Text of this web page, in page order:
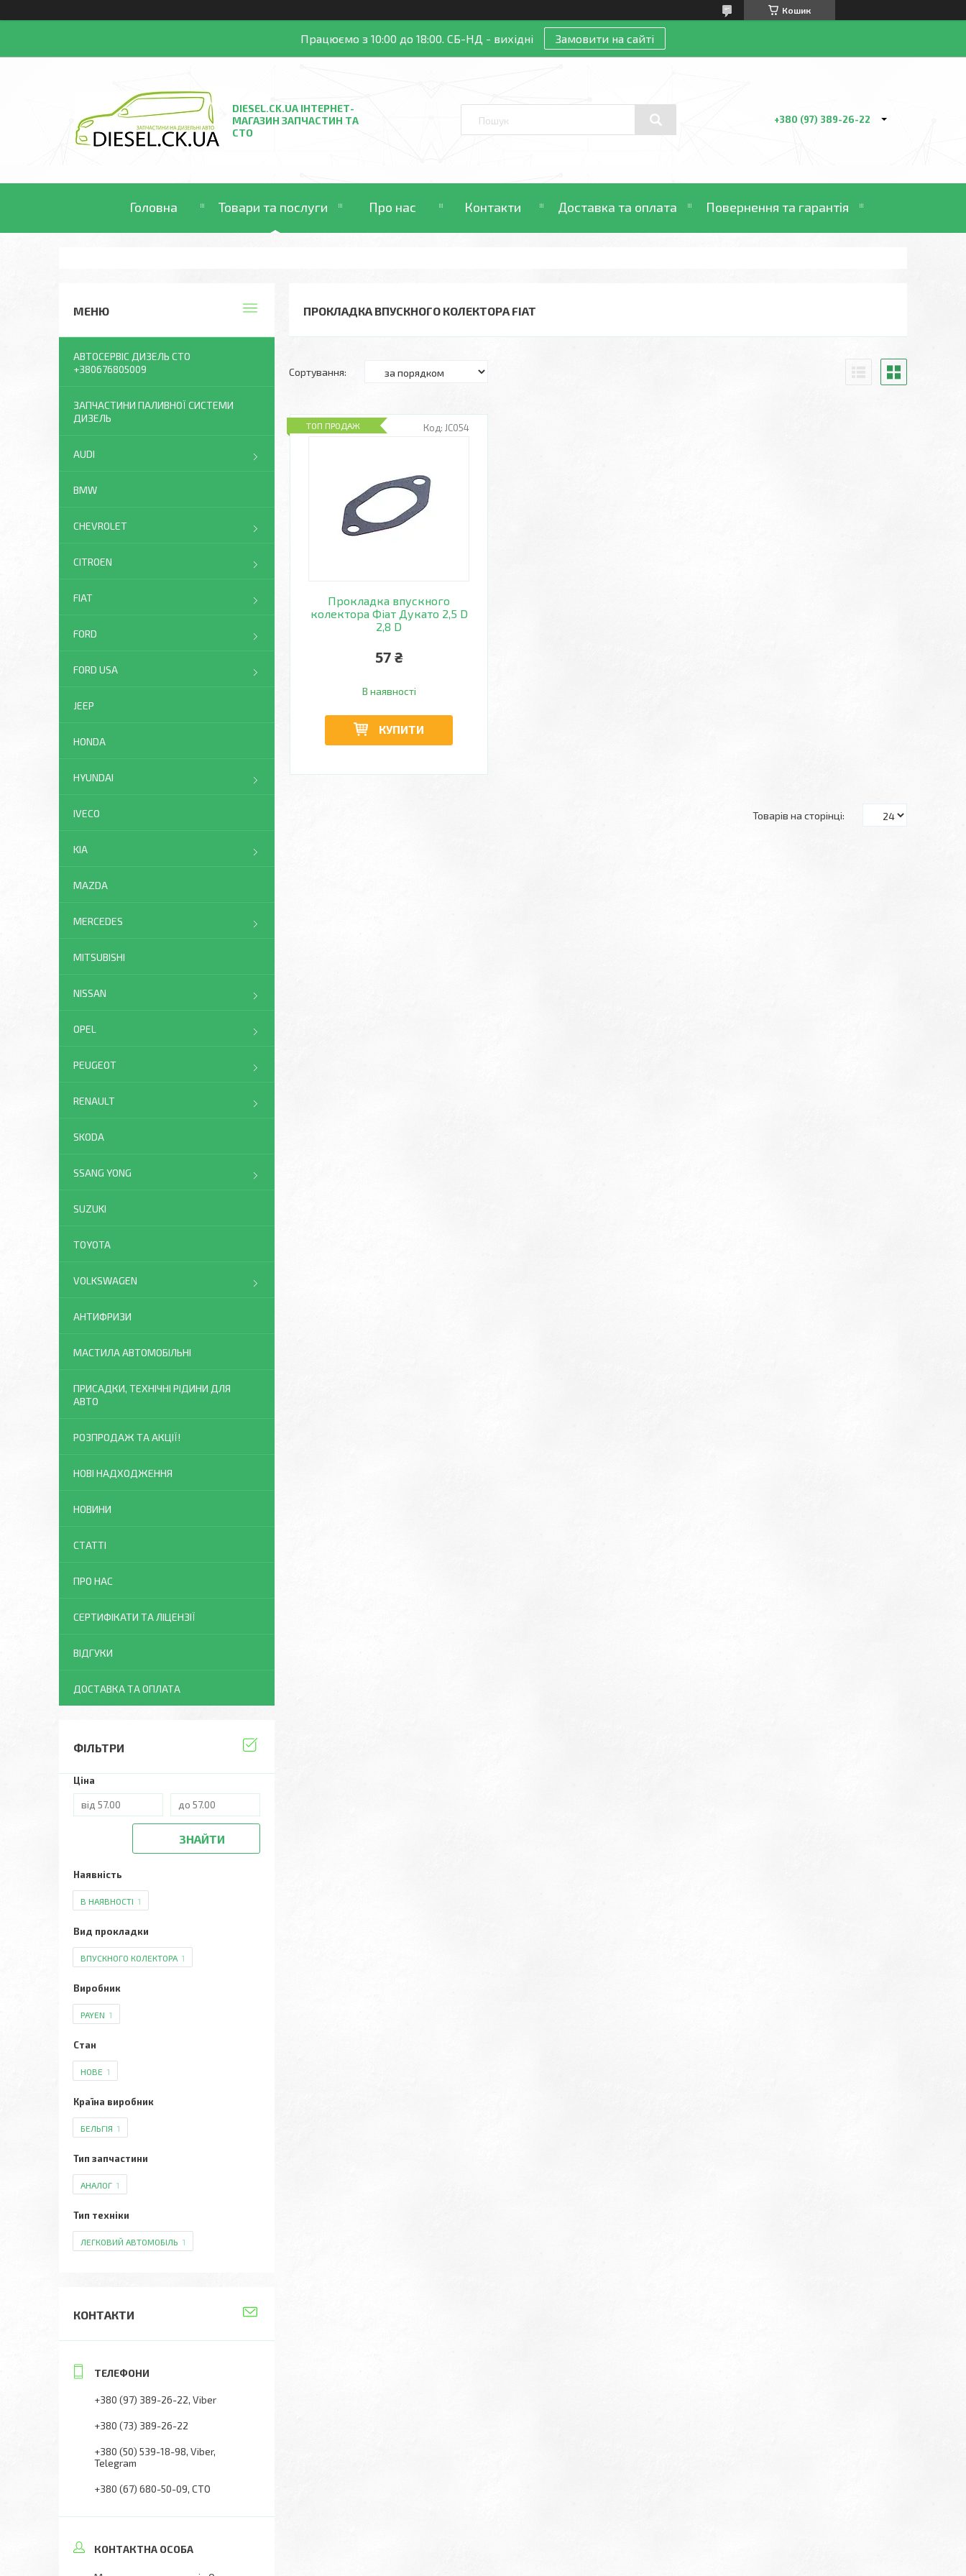
Кошик
Працюємо з 10:00 до 18:00. СБ-НД - вихідні Замовити на сайті
DIESEL.CK.UA ІНТЕРНЕТ-
МАГАЗИН ЗАПЧАСТИН ТА
СТО
+380 (97) 389-26-22
Головна Товари та послуги Про нас Контакти Доставка та оплата Повернення та гарантія
ПРОКЛАДКА ВПУСКНОГО КОЛЕКТОРА FIAT
JC054
ТОП ПРОДАЖ
Прокладка впускного
колектора Фіат Дукато 2,5 D
2,8 D
57 ₴
В наявності
КУПИТИ
АВТОСЕРВІС ДИЗЕЛЬ СТО
+380676805009
ЗАПЧАСТИНИ ПАЛИВНОЇ СИСТЕМИ
ДИЗЕЛЬ
AUDI
BMW
CHEVROLET
CITROEN
FIAT
FORD
FORD USA
JEEP
HONDA
HYUNDAI
IVECO
KIA
MAZDA
MERCEDES
MITSUBISHI
NISSAN
OPEL
PEUGEOT
RENAULT
SKODA
SSANG YONG
SUZUKI
TOYOTA
VOLKSWAGEN
АНТИФРИЗИ
МАСТИЛА АВТОМОБІЛЬНІ
ПРИСАДКИ, ТЕХНІЧНІ РІДИНИ ДЛЯ
АВТО
РОЗПРОДАЖ ТА АКЦІЇ!
НОВІ НАДХОДЖЕННЯ
НОВИНИ
СТАТТІ
ПРО НАС
СЕРТИФІКАТИ ТА ЛІЦЕНЗІЇ
ВІДГУКИ
ДОСТАВКА ТА ОПЛАТА
ФІЛЬТРИ
Ціна
ЗНАЙТИ
Наявність
В НАЯВНОСТІ 1
Вид прокладки
ВПУСКНОГО КОЛЕКТОРА 1
Виробник
PAYEN 1
Стан
НОВЕ 1
Країна виробник
БЕЛЬГІЯ 1
Тип запчастини
АНАЛОГ 1
Тип техніки
ЛЕГКОВИЙ АВТОМОБІЛЬ 1
КОНТАКТИ
+380 (97) 389-26-22 Viber
+380 (73) 389-26-22
+380 (50) 539-18-98 Viber,
Telegram
+380 (67) 680-50-09 СТО